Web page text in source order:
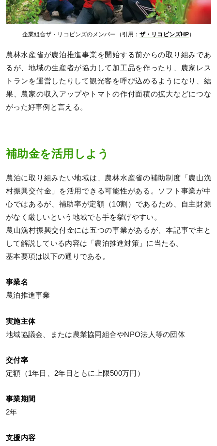
企業組合ザ・リコピンズのメンバー（引用：ザ・リコピンズHP）
農林水産省が農泊推進事業を開始する前からの取り組みであ
るが、地域の生産者が協力して加工品を作ったり、農家レス
トランを運営したりして観光客を呼び込めるようになり、結
果、農家の収入アップやトマトの作付面積の拡大などにつな
がった好事例と言える。
補助金を活用しよう
農泊に取り組みたい地域は、農林水産省の補助制度「農山漁
村振興交付金」を活用できる可能性がある。ソフト事業が中
心ではあるが、補助率が定額（10割）であるため、自主財源
がなく厳しいという地域でも手を挙げやすい。
農山漁村振興交付金には五つの事業があるが、本記事で主と
して解説している内容は「農泊推進対策」に当たる。
基本要項は以下の通りである。
事業名
農泊推進事業
実施主体
地域協議会、または農業協同組合やNPO法人等の団体
交付率
定額（1年目、2年目ともに上限500万円）
事業期間
2年
支援内容